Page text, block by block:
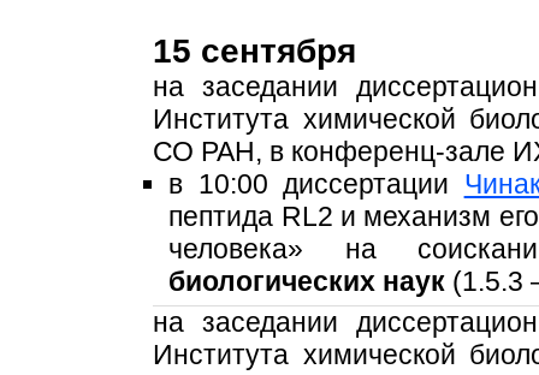
15 сентября
на заседании
Института химической
СО РАН, в конференц-зале
в 10:00 диссертации
пептида RL2 и механизм
человека» на
биологических наук (1.5.3
на заседании
Института химической